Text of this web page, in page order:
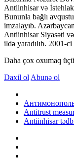
Antiinhisar və
Bununla bağlı
imzalayıb.
Antiinhisar Siyasəti
ildə yaradılıb. 2001-
Daha çox oxumaq
Daxil ol Abunə ol
Antitrust
Antiinhisar